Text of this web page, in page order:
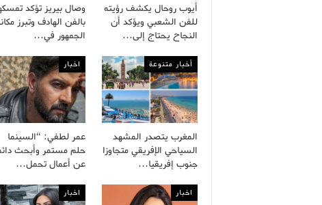
أيوب روحال يكشف رؤيته
للفن الشعبي ويؤكد أن
النجاح يحتاج إلى…
وصال بيريز تؤكد
بالفن الهادف وتبرز
الجمهور في…
أخبار متنوعة
المغرب يتصدر المشهد
السياحي الإفريقي متجاوزا
جنوب إفريقيا…
اخبار
عمر لطفي: “السينما
حلم مستمر وأبحث
عن أعمال تحمل…
اخبار اخبار